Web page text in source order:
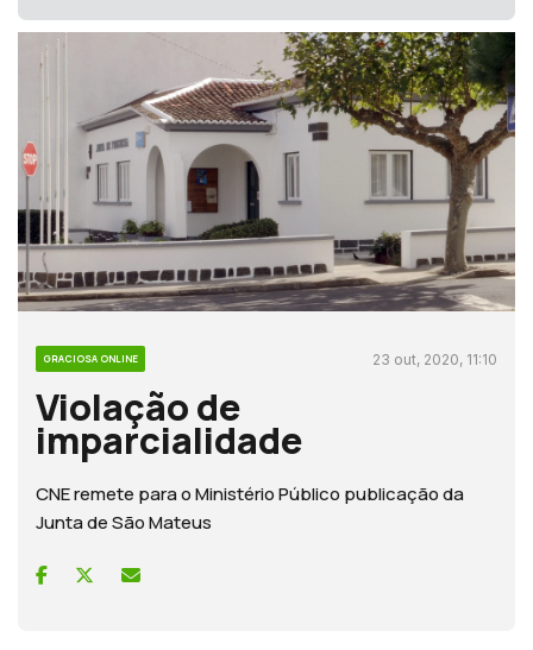
GRACIOSA ONLINE 23 out, 2020, 11:10
Violação de
imparcialidade
CNE remete para o Ministério Público publicação da
Junta de São Mateus